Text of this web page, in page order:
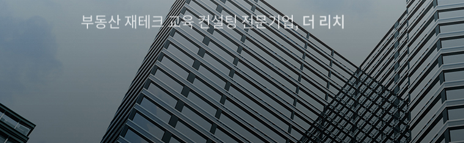
부동산 재테크 교육 컨설팅 전문기업, 더 리치
부동산 재테크 교육 컨설팅 전문기업, 더 리치
부동산 재테크 교육 컨설팅 전문기업, 더 리치
더 리치